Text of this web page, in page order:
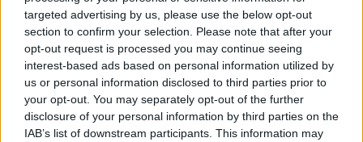
targeted advertising by us, please use the below opt-out
section to confirm your selection. Please note that after your
opt-out request is processed you may continue seeing
interest-based ads based on personal information utilized by
us or personal information disclosed to third parties prior to
your opt-out. You may separately opt-out of the further
disclosure of your personal information by third parties on the
IAB’s list of downstream participants. This information may
Ushio to Tora
2009
Kihalásra felkészülni!